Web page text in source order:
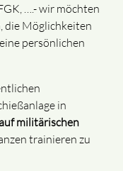
….- wir möchten
die Möglichkeiten
persönlichen
in
militärischen
trainieren zu